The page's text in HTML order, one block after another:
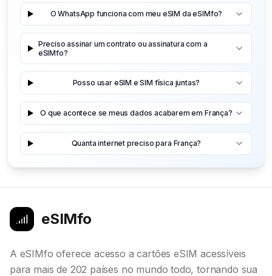
O WhatsApp funciona com meu eSIM da eSIMfo?
Preciso assinar um contrato ou assinatura com a
eSIMfo?
Posso usar eSIM e SIM física juntas?
O que acontece se meus dados acabarem em França?
Quanta internet preciso para França?
eSIMfo
A eSIMfo oferece acesso a cartões eSIM acessíveis
para mais de 202 países no mundo todo, tornando sua